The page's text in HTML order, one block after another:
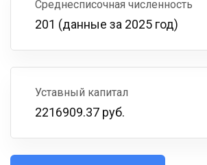
Среднесписочная численность
201 (данные за 2025 год)
Уставный капитал
2216909.37 руб.